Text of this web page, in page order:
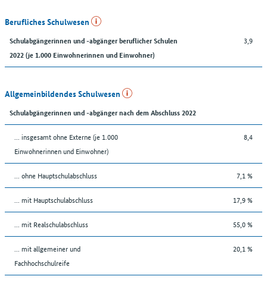
Berufliches Schulwesen
Schulabgängerinnen und -abgänger beruflicher Schulen
2022 (je 1.000 Einwohnerinnen und Einwohner)
3,9
Allgemeinbildendes Schulwesen
Schulabgängerinnen und -abgänger nach dem Abschluss 2022
... insgesamt ohne Externe (je 1.000
Einwohnerinnen und Einwohner)
8,4
... ohne Hauptschulabschluss 7,1 %
... mit Hauptschulabschluss 17,9 %
... mit Realschulabschluss 55,0 %
... mit allgemeiner und
Fachhochschulreife
20,1 %